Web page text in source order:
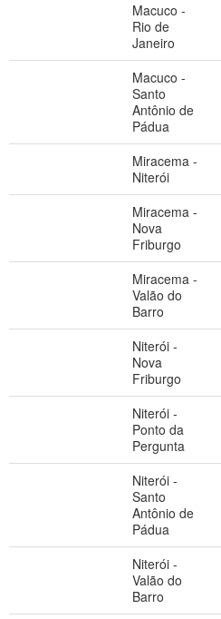
Macuco -
Rio de
Janeiro
Macuco -
Santo
Antônio de
Pádua
Miracema -
Niterói
Miracema -
Nova
Friburgo
Miracema -
Valão do
Barro
Niterói -
Nova
Friburgo
Niterói -
Ponto da
Pergunta
Niterói -
Santo
Antônio de
Pádua
Niterói -
Valão do
Barro